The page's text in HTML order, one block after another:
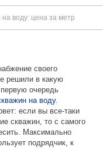
на воду: цена за метр
своего
решили в какую
очередь
на воду.
если вы все-таки
скважин, то с самого
Максимально
подрядчик, к